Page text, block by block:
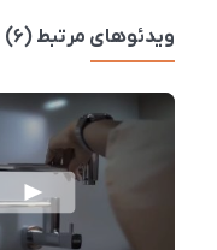
ویدئوهای مرتبط (6)